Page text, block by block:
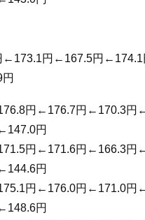
←173.1円←167.5円←174.1
円←176.7円←170.3円
円
円←171.6円←166.3円
円
円←176.0円←171.0円
円